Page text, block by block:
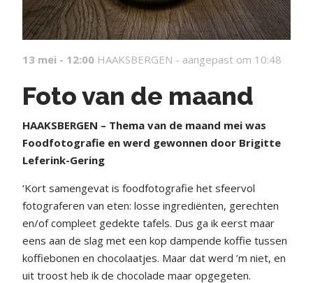
13 mei - 12:00 HAAKSBERGEN - aangepast om 10:48
Foto van de maand
HAAKSBERGEN – Thema van de maand mei was
Foodfotografie en werd gewonnen door Brigitte
Leferink-Gering
‘Kort samengevat is foodfotografie het sfeervol
fotograferen van eten: losse ingrediënten, gerechten
en/of compleet gedekte tafels. Dus ga ik eerst maar
eens aan de slag met een kop dampende koffie tussen
koffiebonen en chocolaatjes. Maar dat werd ’m niet, en
uit troost heb ik de chocolade maar opgegeten.